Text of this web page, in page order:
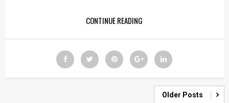
CONTINUE READING
Older Posts